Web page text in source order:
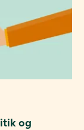
og